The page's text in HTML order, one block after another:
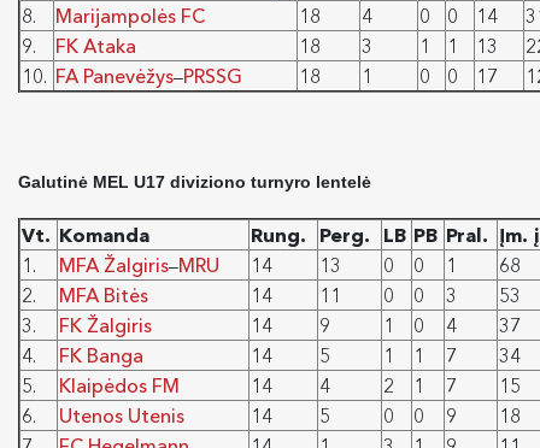
8.
Marijampolės FC 18 4 0 0 14
9.
FK Ataka 18 3 1 1 13
10. FA Panevėžys–PRSSG 18 1 0 0 17
Galutinė MEL U17 diviziono turnyro lentelė
Vt. Komanda Rung. Perg. LB PB Pral. Įm.
1.
MFA Žalgiris–MRU 14 13 0 0 1
68
2.
MFA Bitės 14 11 0 0 3
53
3.
FK Žalgiris 14 9 1 0 4
37
4.
FK Banga 14 5 1 1 7
34
5.
Klaipėdos FM 14 4 2 1 7
15
6.
Utenos Utenis 14 5 0 0 9
18